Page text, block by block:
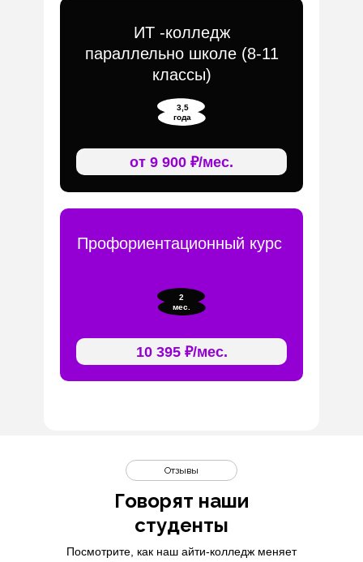
ИТ -колледж
параллельно школе (8-11
классы)
от 9 900 ₽/мес.
3,5
года
2
мес.
Профориентационный курс
10 395 ₽/мес.
Говорят наши
студенты
Отзывы
Посмотрите, как наш айти-колледж меняет